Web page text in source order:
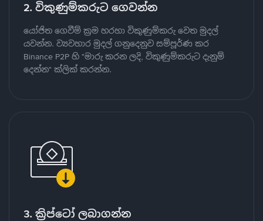
2. විකුණුම්කරුට ගෙවන්න
යෝජිත ගෙවීම් ක්‍රම හරහා විකුණුම්කරු වෙත මුදල්
යවන්න. ව්‍යවහාර මුදල් ගනුදෙනුව සම්පූර්ණ කර
Binance P2P හි "මාරු කරන ලදි, විකුණුම්කරුට දැනුම්
දෙන්න" ක්ලික් කරන්න.
3. ක්‍රිප්ටෝ ලබාගන්න